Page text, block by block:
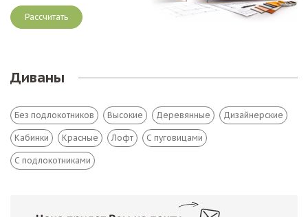
Рассчитать
Диваны
Без подлокотников Высокие Деревянные Дизайнерские
Кабинки Красные Лофт С пуговицами
С подлокотниками